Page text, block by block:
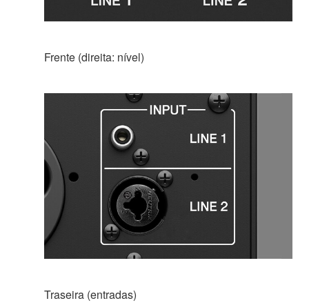
Frente (direita: nível)
Traseira (entradas)